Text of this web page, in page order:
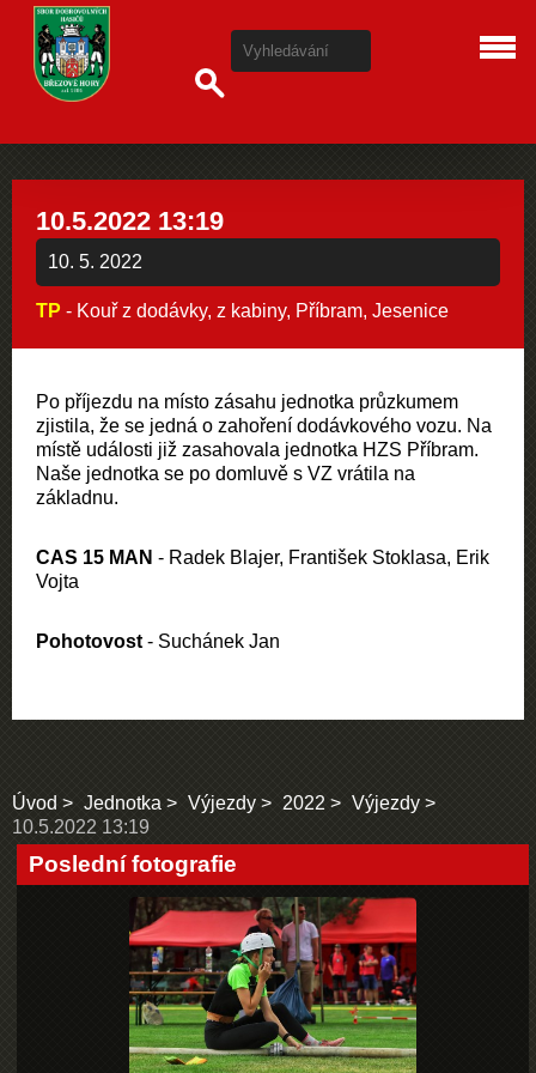
10.5.2022 13:19
10. 5. 2022
TP - Kouř z dodávky, z kabiny, Příbram, Jesenice
Po příjezdu na místo zásahu jednotka průzkumem
zjistila, že se jedná o zahoření dodávkového vozu. Na
místě události již zasahovala jednotka HZS Příbram.
Naše jednotka se po domluvě s VZ vrátila na
základnu.
CAS 15 MAN - Radek Blajer, František Stoklasa, Erik
Vojta
Pohotovost - Suchánek Jan
Úvod Jednotka Výjezdy 2022
Výjezdy
10.5.2022 13:19
Poslední fotografie